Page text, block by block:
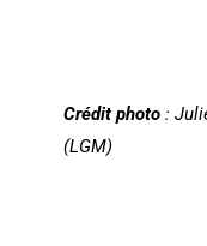
Crédit photo:
(LGM)